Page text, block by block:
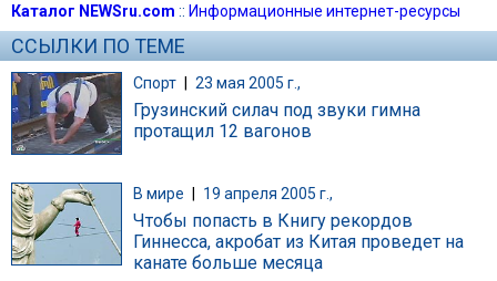
Каталог NEWSru.com :: Информационные интернет-ресурсы
ССЫЛКИ ПО ТЕМЕ
Спорт | 23 мая 2005 г.,
Грузинский силач под звуки гимна
протащил 12 вагонов
В мире 19 апреля 2005 г.,
Чтобы попасть в Книгу рекордов
Гиннесса, акробат из Китая проведет на
канате больше месяца